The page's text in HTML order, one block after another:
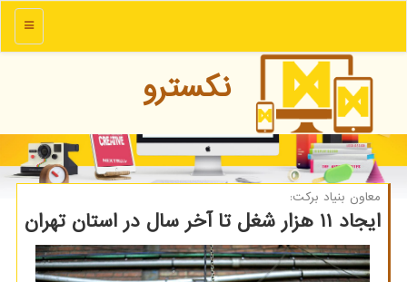
منو
نكسترو
معاون بنیاد بركت:
ایجاد ۱۱ هزار شغل تا آخر سال در استان تهران